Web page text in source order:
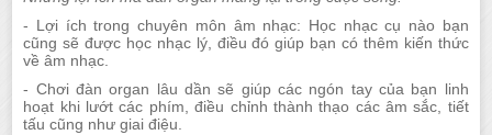
- Lợi ích trong chuyên môn âm nhạc: Học nhạc cụ nào bạn
cũng sẽ được học nhạc lý, điều đó giúp bạn có thêm kiến thức
về âm nhạc.
- Chơi đàn organ lâu dần sẽ giúp các ngón tay của bạn linh
hoạt khi lướt các phím, điều chỉnh thành thạo các âm sắc, tiết
tấu cũng như giai điệu.